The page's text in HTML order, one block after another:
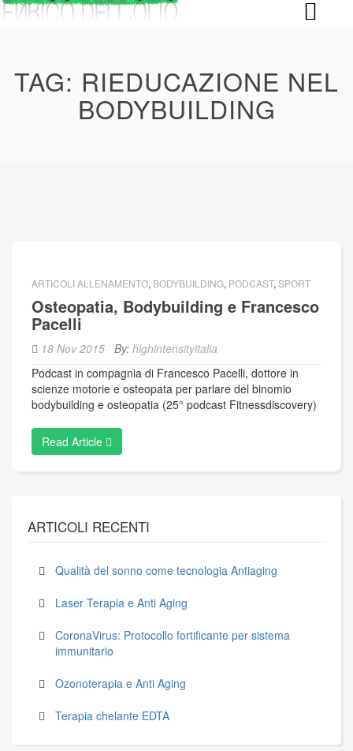
Skip
TAG: RIEDUCAZIONE NEL
BODYBUILDING
ARTICOLI ALLENAMENTO, BODYBUILDING, PODCAST, SPORT
Osteopatia, Bodybuilding e Francesco
Pacelli
18 Nov 2015 By: highintensityitalia
Podcast in compagnia di Francesco Pacelli, dottore in
scienze motorie e osteopata per parlare del binomio
bodybuilding e osteopatia (25° podcast Fitnessdiscovery)
Read Article
ARTICOLI RECENTI
Qualità del sonno come tecnologia Antiaging
Laser Terapia e Anti Aging
CoronaVirus: Protocollo fortificante per sistema
immunitario
Ozonoterapia e Anti Aging
Terapia chelante EDTA